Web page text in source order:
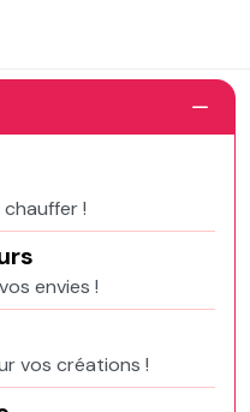
!
envies !
vos créations !